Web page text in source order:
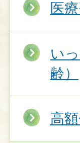
医
い
齢）
高